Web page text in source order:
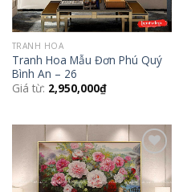
TRANH HOA
Tranh Hoa Mẫu Đơn Phú Quý
Bình An – 26
Giá từ: 2,950,000₫
Add to
Wishlist